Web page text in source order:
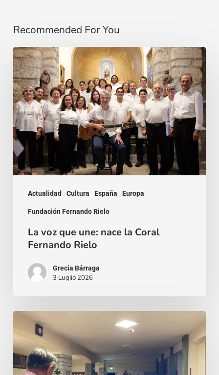
Recommended For You
Actualidad Cultura España Europa
Fundación Fernando Rielo
La
voz
que
une:
nace
la
Coral
Fernando
La voz que une: nace la Coral
Fernando Rielo
Grecia Bárraga
3 Luglio 2026
invito,
poi
un